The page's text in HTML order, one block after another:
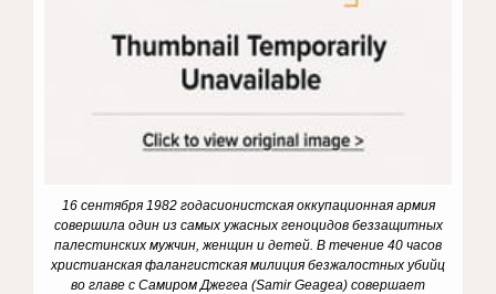
16 сентября 1982 годасионистская оккупационная армия
совершила один из самых ужасных геноцидов беззащитных
палестинских мужчин, женщин и детей. В течение 40 часов
христианская фалангистская милиция безжалостных убийц
во главе с Самиром Джегеа (Samir Geagea) совершает